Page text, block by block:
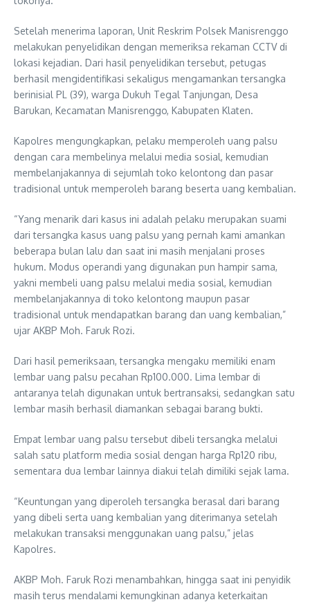
Setelah menerima laporan, Unit Reskrim Polsek Manisrenggo
melakukan penyelidikan dengan memeriksa rekaman CCTV di
lokasi kejadian. Dari hasil penyelidikan tersebut, petugas
berhasil mengidentifikasi sekaligus mengamankan tersangka
berinisial PL (39), warga Dukuh Tegal Tanjungan, Desa
Barukan, Kecamatan Manisrenggo, Kabupaten Klaten.
Kapolres mengungkapkan, pelaku memperoleh uang palsu
dengan cara membelinya melalui media sosial, kemudian
membelanjakannya di sejumlah toko kelontong dan pasar
tradisional untuk memperoleh barang beserta uang kembalian.
“Yang menarik dari kasus ini adalah pelaku merupakan suami
dari tersangka kasus uang palsu yang pernah kami amankan
beberapa bulan lalu dan saat ini masih menjalani proses
hukum. Modus operandi yang digunakan pun hampir sama,
yakni membeli uang palsu melalui media sosial, kemudian
membelanjakannya di toko kelontong maupun pasar
tradisional untuk mendapatkan barang dan uang kembalian,”
ujar AKBP Moh. Faruk Rozi.
Dari hasil pemeriksaan, tersangka mengaku memiliki enam
lembar uang palsu pecahan Rp100.000. Lima lembar di
antaranya telah digunakan untuk bertransaksi, sedangkan satu
lembar masih berhasil diamankan sebagai barang bukti.
Empat lembar uang palsu tersebut dibeli tersangka melalui
salah satu platform media sosial dengan harga Rp120 ribu,
sementara dua lembar lainnya diakui telah dimiliki sejak lama.
“Keuntungan yang diperoleh tersangka berasal dari barang
yang dibeli serta uang kembalian yang diterimanya setelah
melakukan transaksi menggunakan uang palsu,” jelas
Kapolres.
AKBP Moh. Faruk Rozi menambahkan, hingga saat ini penyidik
masih terus mendalami kemungkinan adanya keterkaitan